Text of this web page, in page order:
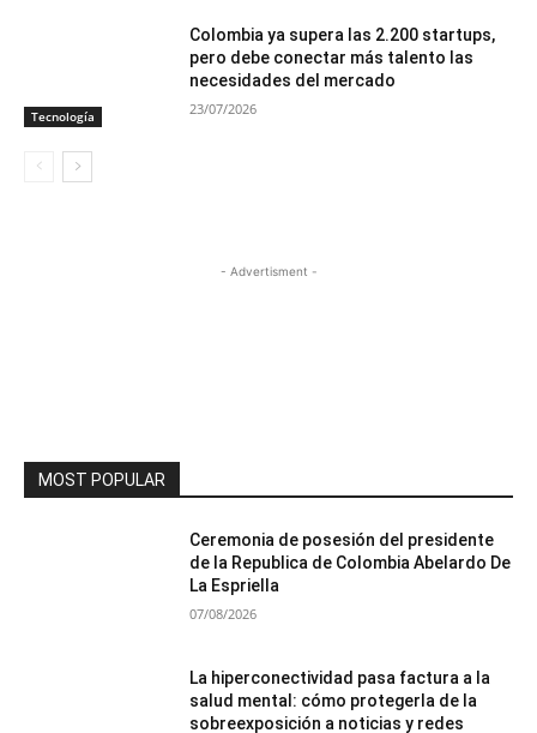
Tecnología
Colombia ya supera las 2.200 startups,
pero debe conectar más talento las
necesidades del mercado
23/07/2026
- Advertisment -
MOST POPULAR
Ceremonia de posesión del presidente
de la Republica de Colombia Abelardo De
La Espriella
07/08/2026
La hiperconectividad pasa factura a la
salud mental: cómo protegerla de la
sobreexposición a noticias y redes